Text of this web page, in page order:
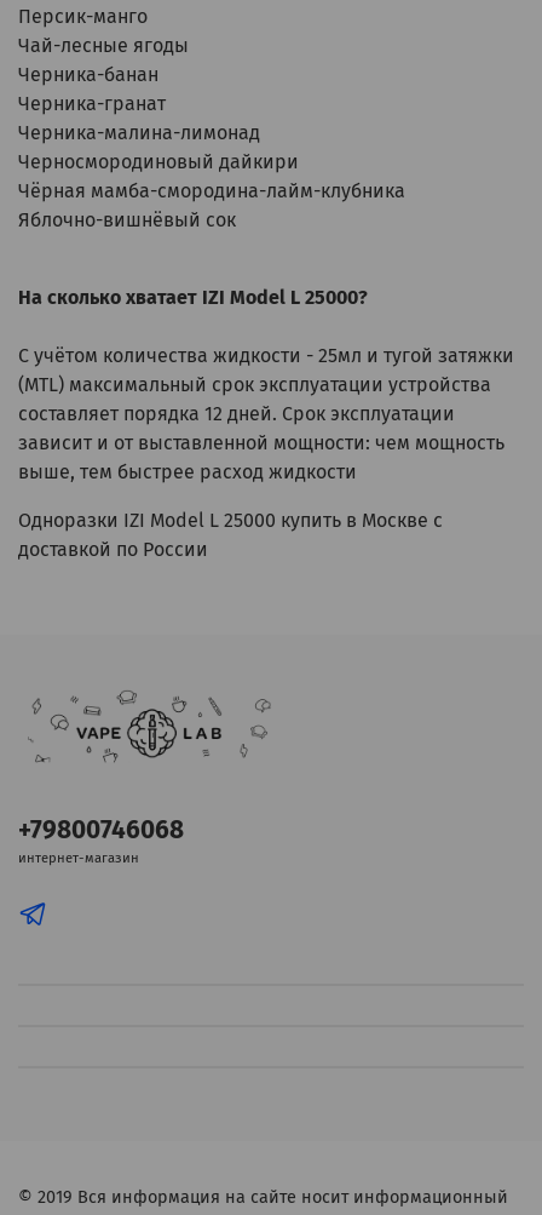
Персик-манго
Чай-лесные ягоды
Черника-банан
Черника-гранат
Черника-малина-лимонад
Черносмородиновый дайкири
Чёрная мамба-смородина-лайм-клубника
Яблочно-вишнёвый сок
На сколько хватает IZI Model L 25000?
С учётом количества жидкости - 25мл и тугой затяжки
(MTL) максимальный срок эксплуатации устройства
составляет порядка 12 дней. Срок эксплуатации
зависит и от выставленной мощности: чем мощность
выше, тем быстрее расход жидкости
Одноразки IZI Model L 25000 купить в Москве с
доставкой по России
+79800746068
интернет-магазин
© 2019 Вся информация на сайте носит информационный